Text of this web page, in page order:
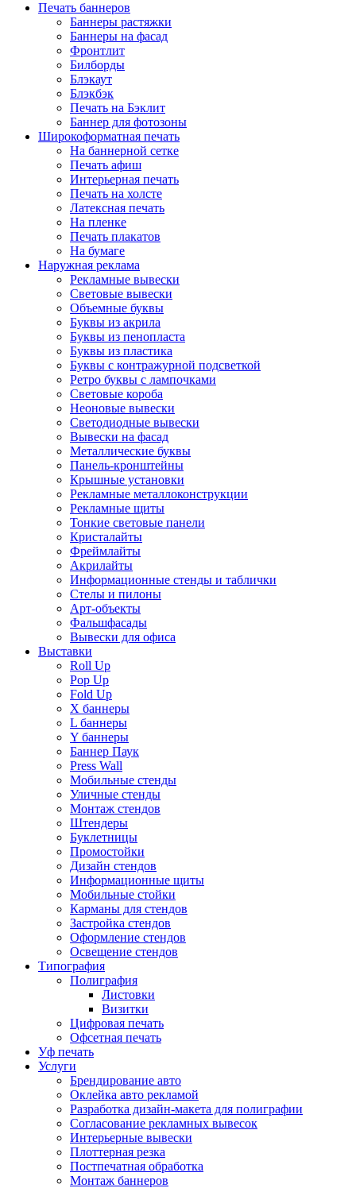
Печать баннеров
Баннеры растяжки
Баннеры на фасад
Фронтлит
Билборды
Блэкаут
Блэкбэк
Печать на Бэклит
Баннер для фотозоны
Широкоформатная печать
На баннерной сетке
Печать афиш
Интерьерная печать
Печать на холсте
Латексная печать
На пленке
Печать плакатов
На бумаге
Наружная реклама
Рекламные вывески
Световые вывески
Объемные буквы
Буквы из акрила
Буквы из пенопласта
Буквы из пластика
Буквы с контражурной подсветкой
Ретро буквы с лампочками
Световые короба
Неоновые вывески
Светодиодные вывески
Вывески на фасад
Металлические буквы
Панель-кронштейны
Крышные установки
Рекламные металлоконструкции
Рекламные щиты
Тонкие световые панели
Кристалайты
Фреймлайты
Акрилайты
Информационные стенды и таблички
Стелы и пилоны
Арт-объекты
Фальшфасады
Вывески для офиса
Выставки
Roll Up
Pop Up
Fold Up
Х баннеры
L баннеры
Y баннеры
Баннер Паук
Press Wall
Мобильные стенды
Уличные стенды
Монтаж стендов
Штендеры
Буклетницы
Промостойки
Дизайн стендов
Информационные щиты
Мобильные стойки
Карманы для стендов
Застройка стендов
Оформление стендов
Освещение стендов
Типография
Полиграфия
Листовки
Визитки
Цифровая печать
Офсетная печать
Уф печать
Услуги
Брендирование авто
Оклейка авто рекламой
Разработка дизайн-макета для полиграфии
Согласование рекламных вывесок
Интерьерные вывески
Плоттерная резка
Постпечатная обработка
Монтаж баннеров